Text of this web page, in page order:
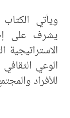
ويأتي
يشرف على
الاستراتيجية
الوعي
للأفراد